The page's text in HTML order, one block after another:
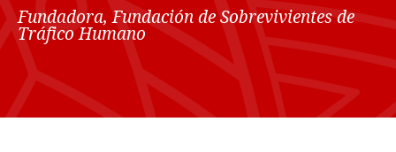
Fundadora, Fundación de Sobrevivientes de
Tráfico Humano